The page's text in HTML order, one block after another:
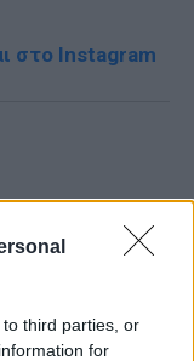
third parties, or
for
στο Instagram